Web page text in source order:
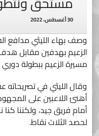
30 أغسطس، 2022
وصف بهاء الليثي مدافع
الزعيم بهدفين مقابل هدف
مسيرة الزعيم ببطولة دوري
وقال الليثي في تصريحاته
أهنئ اللاعبين على
أمام فريق جيد، ولكننا
لحصد الثلاث نقاط.